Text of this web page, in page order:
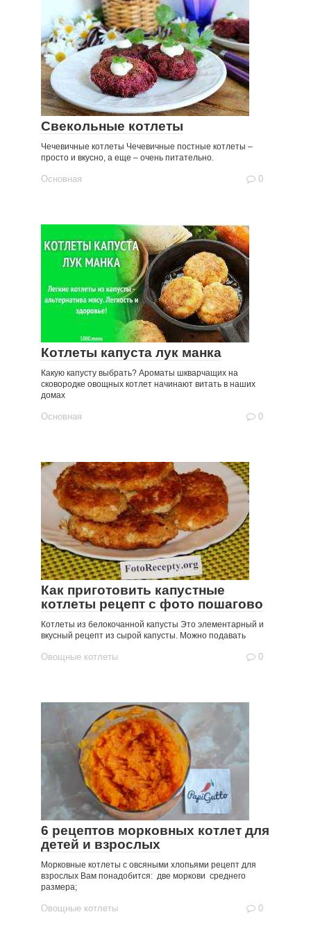
Свекольные котлеты
Чечевичные котлеты Чечевичные постные котлеты –
просто и вкусно, а еще – очень питательно.
Основная 0
Котлеты капуста лук манка
Какую капусту выбрать? Ароматы шкварчащих на
сковородке овощных котлет начинают витать в наших
домах
Основная 0
Как приготовить капустные
котлеты рецепт с фото пошагово
Котлеты из белокочанной капусты Это элементарный и
вкусный рецепт из сырой капусты. Можно подавать
Овощные котлеты 0
6 рецептов морковных котлет для
детей и взрослых
Морковные котлеты с овсяными хлопьями рецепт для
взрослых Вам понадобится: две моркови среднего
размера;
Овощные котлеты 0